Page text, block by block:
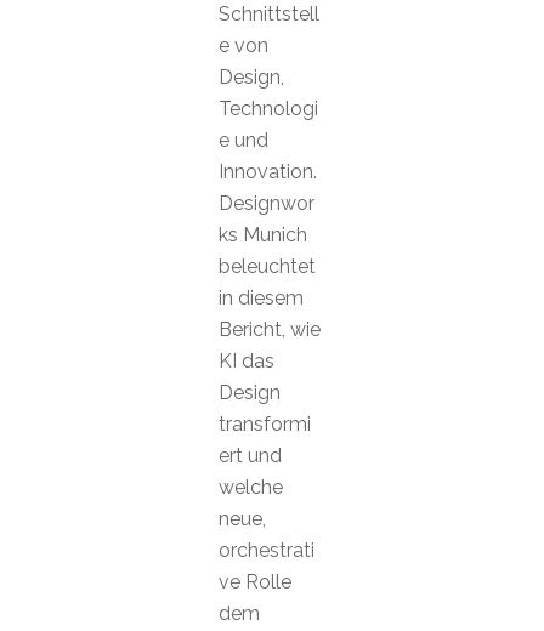
Schnittstell
e von
Design,
Technologi
e und
Innovation.
Designwor
ks Munich
beleuchtet
in diesem
Bericht, wie
KI das
Design
transformi
ert und
welche
neue,
orchestrati
ve Rolle
dem